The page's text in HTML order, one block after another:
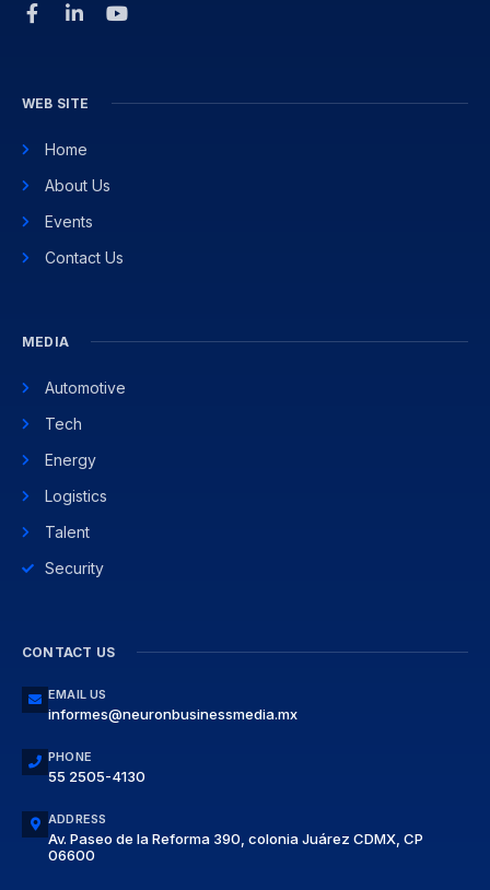
WEB SITE
Home
About Us
Events
Contact Us
MEDIA
Automotive
Tech
Energy
Logistics
Talent
Security
CONTACT US
EMAIL US
informes@neuronbusinessmedia.mx
PHONE
55 2505-4130
ADDRESS
Av. Paseo de la Reforma 390, colonia Juárez CDMX, CP
06600